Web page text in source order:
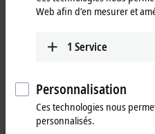
Jan 12, 2018
TwinCAT 3 Motion
Web afin d’en mesurer et
1 Service
Personnalisation
Ces technologies nous
personnalisés.